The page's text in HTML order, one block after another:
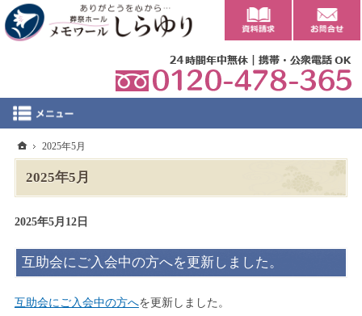
2025年5月
2025年5月12日
互助会にご入会中の方へを更新しました。
互助会にご入会中の方へを更新しました。
ホーム
2025年5月